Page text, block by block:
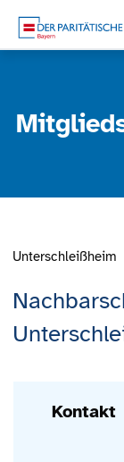
Unterschleißheim
Kontakt